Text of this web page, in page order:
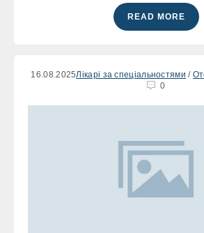
READ MORE
16.08.2025Лікарі за спеціальностями /
0